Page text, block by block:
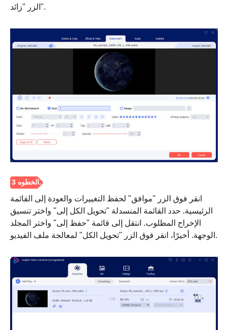
الزر "زائد".
انقر فوق الزر "موافق" لحفظ التغييرات والعودة إلى القائمة
الرئيسية. حدد القائمة المنسدلة "تحويل الكل إلى" واختر تنسيق
الإخراج المطلوب. انتقل إلى قائمة "حفظ إلى" واختر المجلد
الوجهة. أخيرًا، انقر فوق الزر "تحويل الكل" لمعالجة ملف الفيديو.